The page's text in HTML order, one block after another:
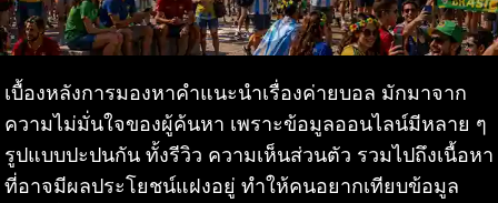
เบื้องหลังการมองหาคำแนะนำเรื่องค่ายบอล มักมาจาก
ความไม่มั่นใจของผู้ค้นหา เพราะข้อมูลออนไลน์มีหลาย ๆ
รูปแบบปะปนกัน ทั้งรีวิว ความเห็นส่วนตัว รวมไปถึงเนื้อหา
ที่อาจมีผลประโยชน์แฝงอยู่ ทำให้คนอยากเทียบข้อมูล